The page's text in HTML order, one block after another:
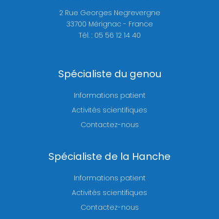
2 Rue Georges Negrevergne
33700 Mérignac - France
Tél. : 05 56 12 14 40
Spécialiste du genou
Informations patient
Activités scientifiques
Contactez-nous
Spécialiste de la Hanche
Informations patient
Activités scientifiques
Contactez-nous